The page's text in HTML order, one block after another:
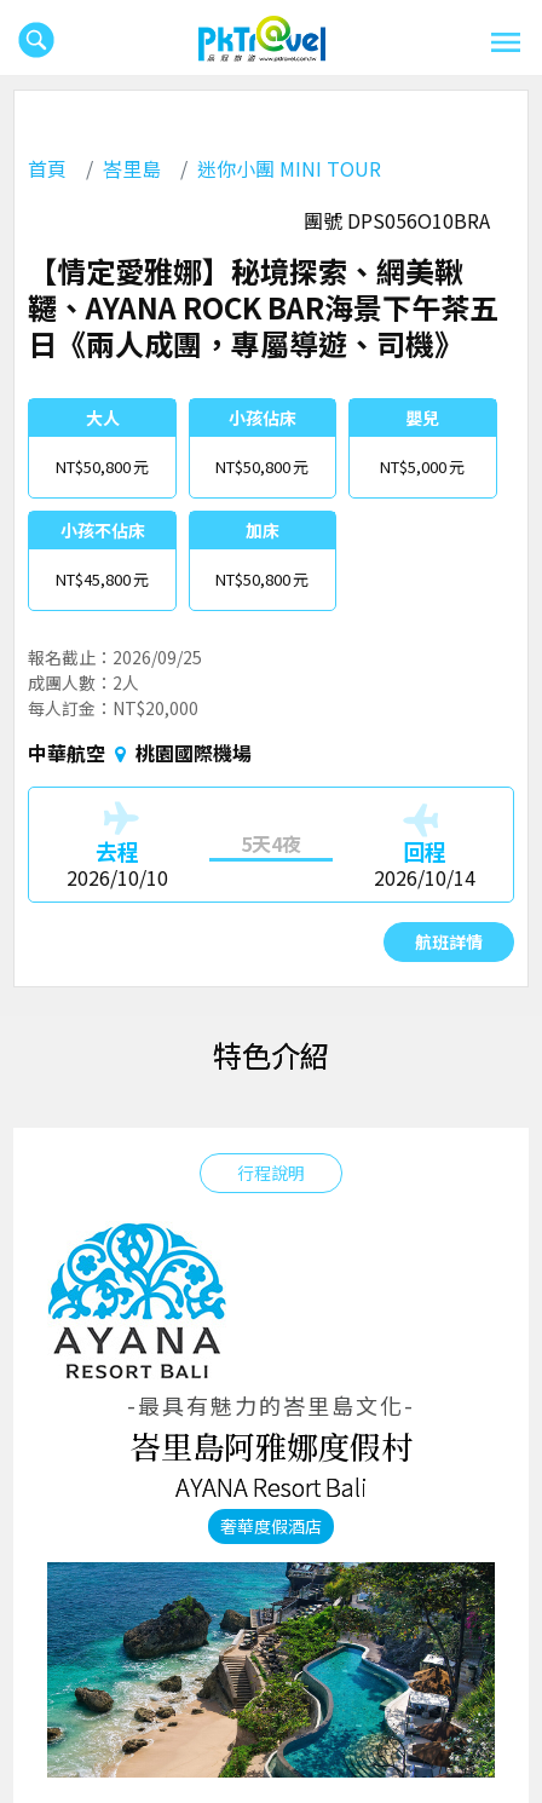
首頁 峇里島
迷你小團 MINI TOUR
團號 DPS056O10BRA
【情定愛雅娜】秘境探索、網美鞦
韆、AYANA ROCK BAR海景下午茶五
日《兩人成團，專屬導遊、司機》
大人
NT$50,800
小孩佔床
NT$50,800
嬰兒
NT$5,000
小孩不佔床
NT$45,800
加床
NT$50,800
報名截止：2026/09/25
成團人數：2人
每人訂金：NT$20,000
中華航空 桃園國際機場
去程
2026/10/10
5天4夜 回程
2026/10/14
航班詳情
特色介紹
行程說明
-最具有魅力的峇里島文化-
峇里島阿雅娜度假村
AYANA Resort Bali
奢華度假酒店